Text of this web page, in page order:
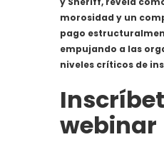
morosidad y un
pago
empujando a las
niveles críticos de
webinar